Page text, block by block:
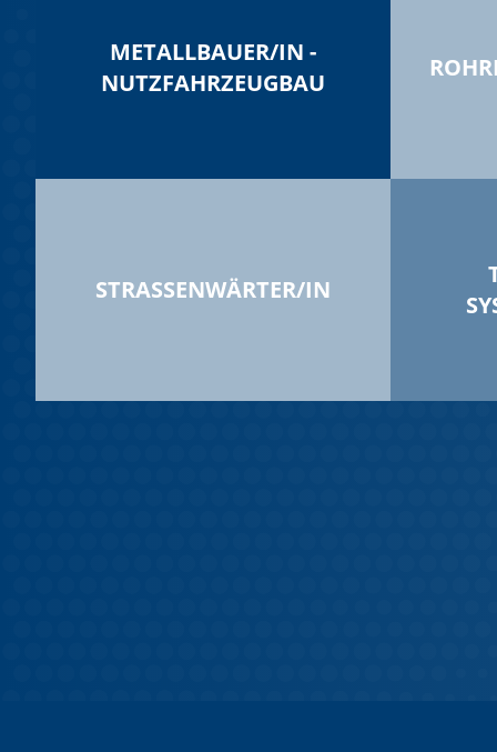
METALLBAUER/IN -
NUTZFAHRZEUGBAU
STRASSENWÄRTER/IN